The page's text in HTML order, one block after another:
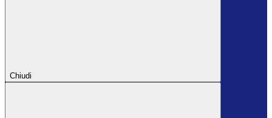
Chiudi